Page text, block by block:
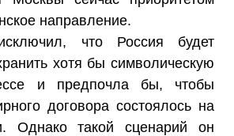
направление.
что Россия будет
хотя бы символическую
и предпочла бы, чтобы
договора состоялось на
Однако такой сценарий он